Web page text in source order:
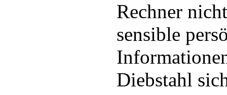
Rechner
sensible
Diebstahl